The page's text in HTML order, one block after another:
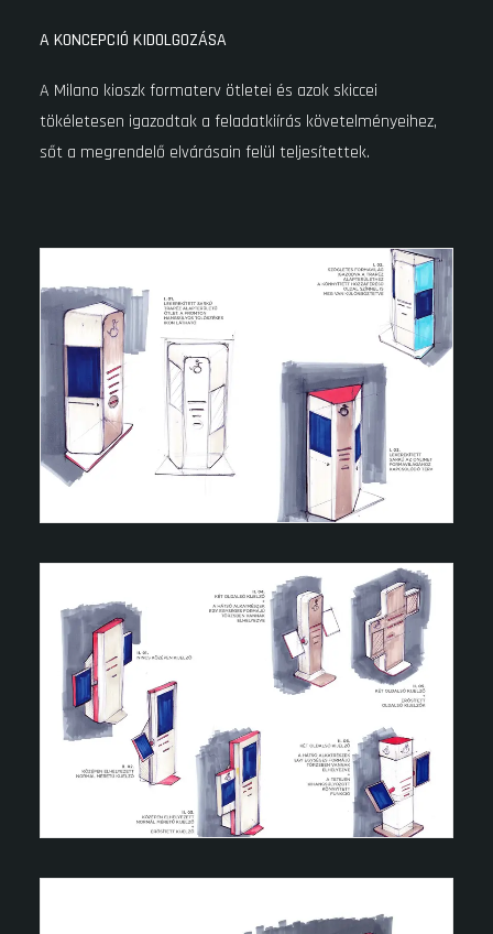
A KONCEPCIÓ KIDOLGOZÁSA
A Milano kioszk formaterv ötletei és azok skiccei
tökéletesen igazodtak a feladatkiírás követelményeihez,
sőt a megrendelő elvárásain felül teljesítettek.